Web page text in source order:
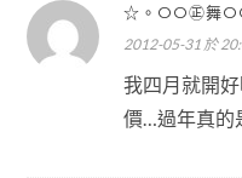
☆。OO㊣舞
2012-05-31 於
我四月就開
價…過年真的